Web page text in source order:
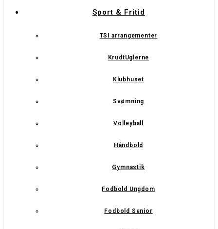
Sport & Fritid
TSI arrangementer
KrudtUglerne
Klubhuset
Svømning
Volleyball
Håndbold
Gymnastik
Fodbold Ungdom
Fodbold Senior